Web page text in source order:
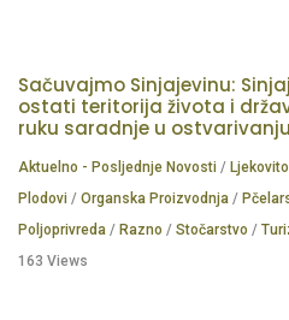
Sačuvajmo Sinjajevinu:
ostati teritorija života i
ruku saradnje u
Aktuelno - Posljednje Novosti /
Plodovi / Organska Proizvodnja /
Poljoprivreda / Razno / Stočarstvo /
163 Views